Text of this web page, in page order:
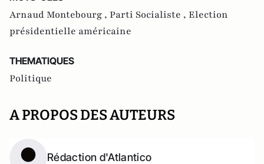
Arnaud Montebourg , Parti Socialiste , Election
présidentielle américaine
THEMATIQUES
Politique
A PROPOS DES AUTEURS
Rédaction d'Atlantico